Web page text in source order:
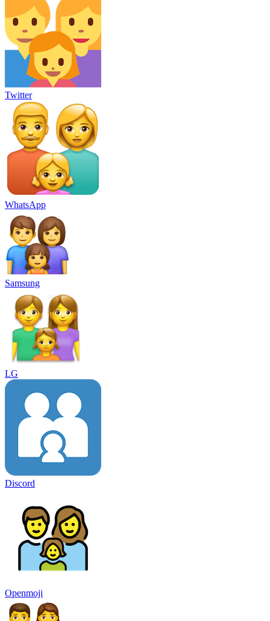
Twitter
WhatsApp
Samsung
LG
Discord
Openmoji